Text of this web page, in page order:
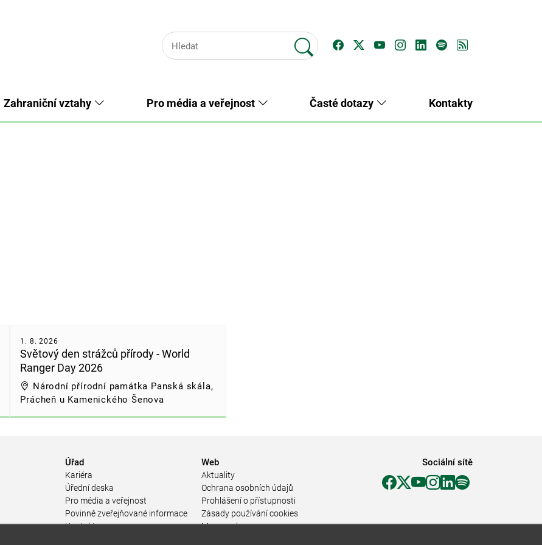
Zahraniční vztahy Pro média a veřejnost Časté dotazy Kontakty
Světový den strážců přírody - World
Ranger Day 2026
Národní přírodní památka Panská skála,
Prácheň u Kamenického Šenova
1. 8. 2026
Úřad
Kariéra
Úřední deska
Pro média a veřejnost
Povinně zveřejňované informace
Kontakty
Web
Aktuality
Ochrana osobních údajů
Prohlášení o přístupnosti
Zásady používání cookies
Mapa webu
Sociální sítě